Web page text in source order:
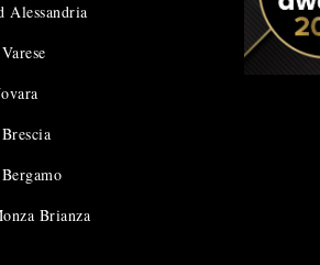
Alessandria
Brianza